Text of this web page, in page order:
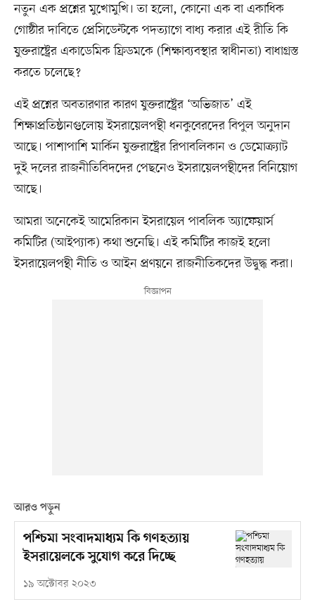
নতুন এক প্রশ্নের মুখোমুখি। তা হলো, কোনো এক বা একাধিক
গোষ্ঠীর দাবিতে প্রেসিডেন্টকে পদত্যাগে বাধ্য করার এই রীতি কি
যুক্তরাষ্ট্রের একাডেমিক ফ্রিডমকে (শিক্ষাব্যবস্থার স্বাধীনতা) বাধাগ্রস্ত
করতে চলেছে?
এই প্রশ্নের অবতারণার কারণ যুক্তরাষ্ট্রের ‘অভিজাত’ এই
শিক্ষাপ্রতিষ্ঠানগুলোয় ইসরায়েলপন্থী ধনকুবেরদের বিপুল অনুদান
আছে। পাশাপাশি মার্কিন যুক্তরাষ্ট্রের রিপাবলিকান ও ডেমোক্র্যাট
দুই দলের রাজনীতিবিদদের পেছনেও ইসরায়েলপন্থীদের বিনিয়োগ
আছে।
আমরা অনেকেই আমেরিকান ইসরায়েল পাবলিক অ্যাফেয়ার্স
কমিটির (আইপ্যাক) কথা শুনেছি। এই কমিটির কাজই হলো
ইসরায়েলপন্থী নীতি ও আইন প্রণয়নে রাজনীতিকদের উদ্বুদ্ধ করা।
আরও পড়ুন
পশ্চিমা সংবাদমাধ্যম কি গণহত্যায়
ইসরায়েলকে সুযোগ করে দিচ্ছে
১৯ অক্টোবর ২০২৩